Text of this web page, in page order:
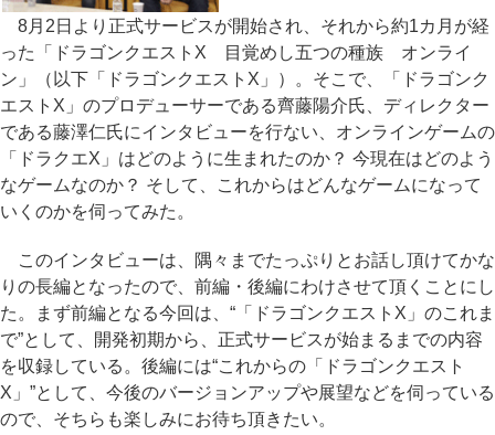
8月2日より正式サービスが開始され、それから約1カ月が経
った「ドラゴンクエストX 目覚めし五つの種族 オンライ
ン」（以下「ドラゴンクエストX」）。そこで、「ドラゴンク
エストX」のプロデューサーである齊藤陽介氏、ディレクター
である藤澤仁氏にインタビューを行ない、オンラインゲームの
「ドラクエX」はどのように生まれたのか？ 今現在はどのよう
なゲームなのか？ そして、これからはどんなゲームになって
いくのかを伺ってみた。
このインタビューは、隅々までたっぷりとお話し頂けてかな
りの長編となったので、前編・後編にわけさせて頂くことにし
た。まず前編となる今回は、“「ドラゴンクエストX」のこれま
で”として、開発初期から、正式サービスが始まるまでの内容
を収録している。後編には“これからの「ドラゴンクエスト
X」”として、今後のバージョンアップや展望などを伺っている
ので、そちらも楽しみにお待ち頂きたい。